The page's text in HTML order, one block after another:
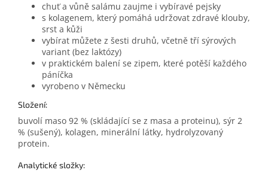
chuť a vůně salámu zaujme i vybíravé pejsky
s kolagenem, který pomáhá udržovat zdravé klouby,
srst a kůži
vybírat můžete z šesti druhů, včetně tří sýrových
variant (bez laktózy)
v praktickém balení se zipem, které potěší každého
páníčka
vyrobeno v Německu
Složení:
buvolí maso 92 % (skládající se z masa a proteinu), sýr 2
% (sušený), kolagen, minerální látky, hydrolyzovaný
protein.
Analytické složky: